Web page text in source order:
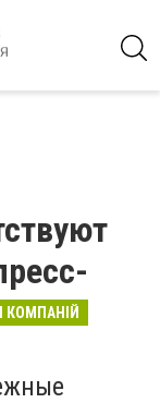
КОМПАНІЙ